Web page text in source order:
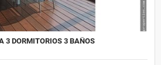
3 DORMITORIOS 3 BAÑOS